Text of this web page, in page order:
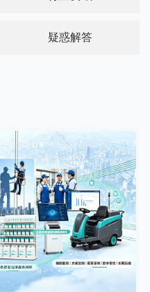
疑惑解答